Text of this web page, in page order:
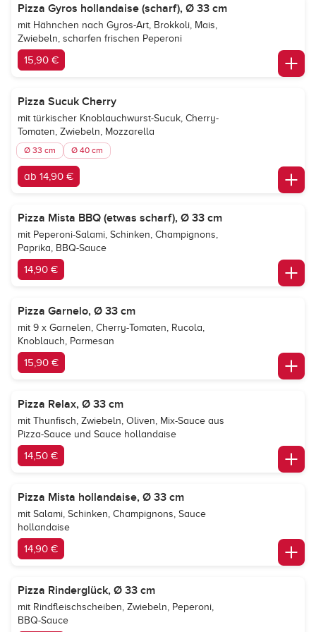
Pizza Gyros hollandaise (scharf), Ø 33 cm
mit Hähnchen nach Gyros-Art, Brokkoli, Mais,
Zwiebeln, scharfen frischen Peperoni
15,90 €
Pizza Sucuk Cherry
mit türkischer Knoblauchwurst-Sucuk, Cherry-
Tomaten, Zwiebeln, Mozzarella
Ø 33 cm Ø 40 cm
ab 14,90 €
Pizza Mista BBQ (etwas scharf), Ø 33 cm
mit Peperoni-Salami, Schinken, Champignons,
Paprika, BBQ-Sauce
14,90 €
Pizza Garnelo, Ø 33 cm
mit 9 x Garnelen, Cherry-Tomaten, Rucola,
Knoblauch, Parmesan
15,90 €
Pizza Relax, Ø 33 cm
mit Thunfisch, Zwiebeln, Oliven, Mix-Sauce aus
Pizza-Sauce und Sauce hollandaise
14,50 €
Pizza Mista hollandaise, Ø 33 cm
mit Salami, Schinken, Champignons, Sauce
hollandaise
14,90 €
Pizza Rinderglück, Ø 33 cm
mit Rindfleischscheiben, Zwiebeln, Peperoni,
BBQ-Sauce